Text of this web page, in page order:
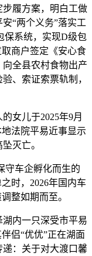
履方案，明白工做
“两个义务”落实工
保系统，实现D级包
商户签定《安心食
全县农村食物出产
、索证索票轨制，
女儿于2025年9月
法院平易近事显示
灭亡。
车企孵化而生的
时，2026年国内车
整如期而至。
内一只深受市平易
侣“优优”正在湖面
递：关于对大渡口馨